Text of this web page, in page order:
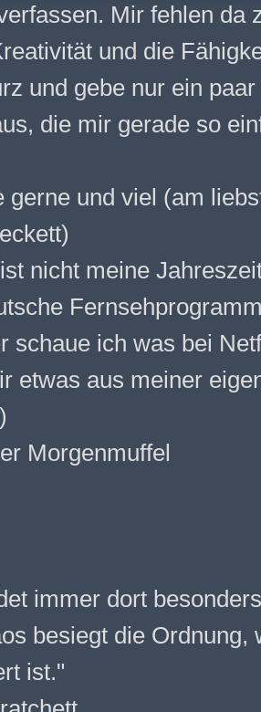
Mir fehlen da
und die
und gebe nur ein
die mir gerade so
gerne und viel (am
nicht meine
schaue ich was bei
etwas aus meiner
Morgenmuffel
immer dort
besiegt die Ordnung,
ist."